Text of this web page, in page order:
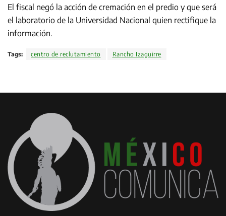
El fiscal negó la acción de cremación en el predio y que será
el laboratorio de la Universidad Nacional quien rectifique la
información.
Tags: centro de reclutamiento Rancho Izaguirre